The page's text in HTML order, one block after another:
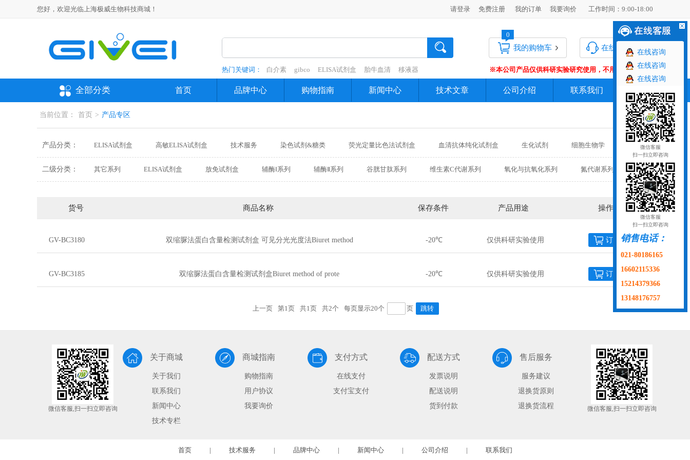
您好，欢迎光临上海极威生物科技商城！ 工作时间：9:00-18:00
请登录 免费注册 我的订单 我要询价
0
我的购物车 在线客服
热门关键词： 白介素 gibco ELISA试剂盒 胎牛血清 移液器 ※本公司产品仅供科研实验研究使用，不用于临床诊断 !
全部分类 首页 品牌中心 购物指南 新闻中心 技术文章 公司介绍 联系我们
当前位置： 首页 > 产品专区
产品分类： ELISA试剂盒 高敏ELISA试剂盒 技术服务 染色试剂&糖类 荧光定量比色法试剂盒 血清抗体纯化试剂盒 生化试剂 细胞生物学 更多
二级分类： 其它系列 ELISA试剂盒 放免试剂盒 辅酶Ⅰ系列 辅酶Ⅱ系列 谷胱甘肽系列 维生素C代谢系列 氧化与抗氧化系列 氮代谢系列
蛋白酶系列 蔗糖系列 糖代谢系列 离子系列 土壤系列
更多
货号 商品名称 保存条件 产品用途 操作
GV-BC3180 双缩脲法蛋白含量检测试剂盒 可见分光光度法Biuret method -20℃ 仅供科研实验使用 订购
GV-BC3185 双缩脲法蛋白含量检测试剂盒Biuret method of prote -20℃ 仅供科研实验使用 订购
上一页 第1页 共1页 共2个 每页显示20个 页
微信客服,扫一扫立即咨询
关于商城
关于我们
联系我们
新闻中心
技术专栏
商城指南
购物指南
用户协议
我要询价
支付方式
在线支付
支付宝支付
配送方式
发票说明
配送说明
货到付款
售后服务
服务建议
退换货原则
退换货流程
微信客服,扫一扫立即咨询
首页 | 技术服务 | 品牌中心 | 新闻中心 | 公司介绍 | 联系我们
在线咨询
在线咨询
在线咨询
微信客服
扫一扫立即咨询
微信客服
扫一扫立即咨询
销售电话：
021-80186165
16602115336
15214379366
13148176757